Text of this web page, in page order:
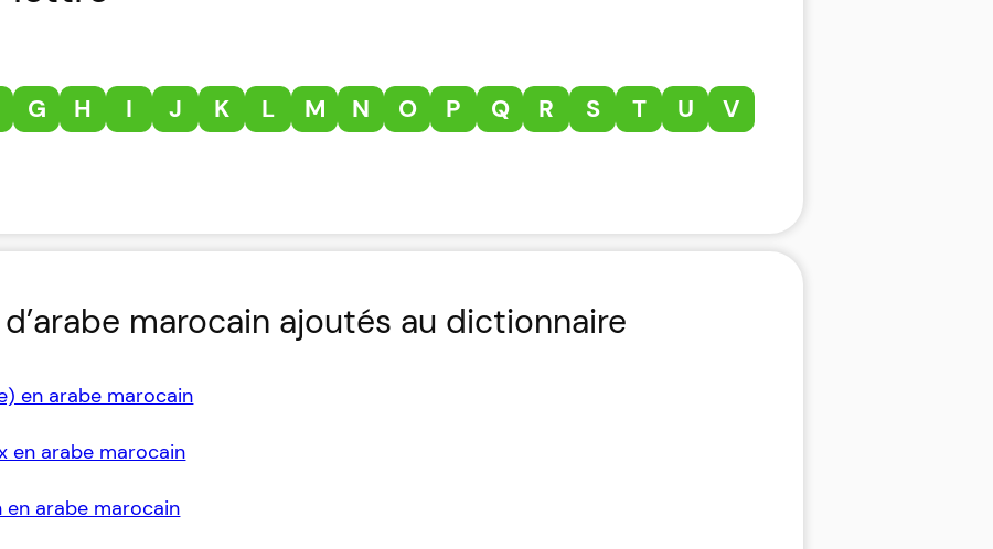
G H I J K L M N O P Q R S T U
V
marocain ajoutés au dictionnaire
en arabe marocain
en arabe marocain
arabe marocain